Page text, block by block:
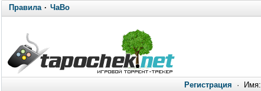
Правила· ЧаВо
Регистрация · Имя: